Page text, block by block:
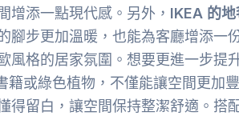
增添一點現代感。另外， IKEA 的地
腳步更加溫暖，也能為客廳增添一
風格的居家氛圍。想要更進一步提
籍或綠色植物，不僅能讓空間更加豐
得留白，讓空間保持整潔舒適。搭